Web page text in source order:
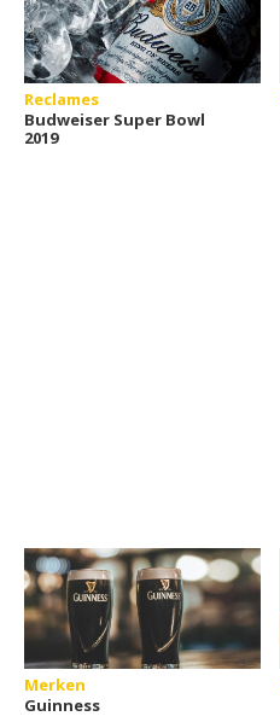
Reclames
Budweiser Super Bowl
2019
Merken
Guinness